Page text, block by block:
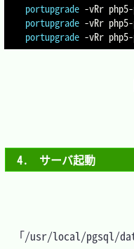
portupgrade -vRr
portupgrade -vRr
portupgrade -vRr
4.　サーバ起動
「/usr/local/pgsql/